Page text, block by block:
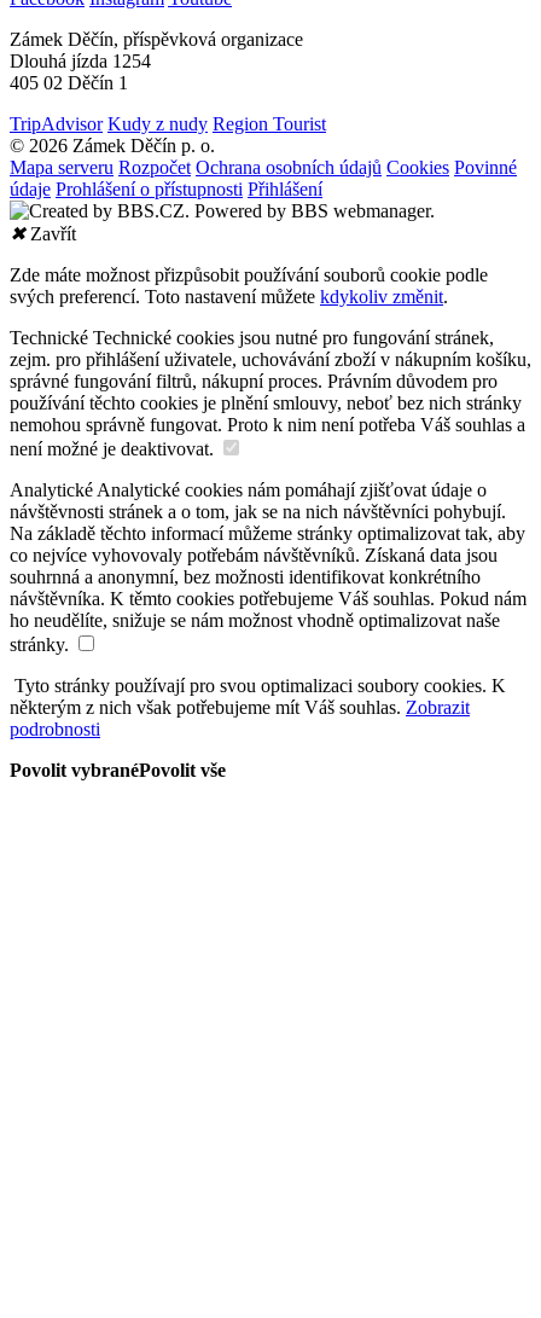
Zámek Děčín, příspěvková organizace
Dlouhá jízda 1254
405 02 Děčín 1
TripAdvisor Kudy z nudy Region Tourist
© 2026 Zámek Děčín p. o.
Mapa serveru Rozpočet Ochrana osobních údajů Cookies Povinné
údaje Prohlášení o přístupnosti Přihlášení
✖Zavřít
Zde máte možnost přizpůsobit používání souborů cookie podle
svých preferencí. Toto nastavení můžete kdykoliv změnit.
Technické Technické cookies jsou nutné pro fungování stránek,
zejm. pro přihlášení uživatele, uchovávání zboží v nákupním košíku,
správné fungování filtrů, nákupní proces. Právním důvodem pro
používání těchto cookies je plnění smlouvy, neboť bez nich stránky
nemohou správně fungovat. Proto k nim není potřeba Váš souhlas a
není možné je deaktivovat.
Analytické Analytické cookies nám pomáhají zjišťovat údaje o
návštěvnosti stránek a o tom, jak se na nich návštěvníci pohybují.
Na základě těchto informací můžeme stránky optimalizovat tak, aby
co nejvíce vyhovovaly potřebám návštěvníků. Získaná data jsou
souhrnná a anonymní, bez možnosti identifikovat konkrétního
návštěvníka. K těmto cookies potřebujeme Váš souhlas. Pokud nám
ho neudělíte, snižuje se nám možnost vhodně optimalizovat naše
stránky.
Tyto stránky používají pro svou optimalizaci soubory cookies. K
některým z nich však potřebujeme mít Váš souhlas. Zobrazit
podrobnosti
Povolit vybranéPovolit vše